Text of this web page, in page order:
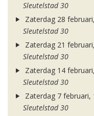
Sleutelstad 30
Zaterdag 28
Sleutelstad 30
Zaterdag 21
Sleutelstad 30
Zaterdag 14
Sleutelstad 30
Zaterdag 7 februari,
Sleutelstad 30